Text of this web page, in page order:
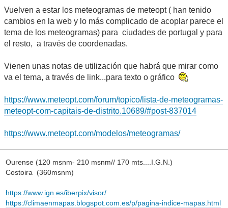
Vuelven a estar los meteogramas de meteopt ( han tenido
cambios en la web y lo más complicado de acoplar parece el
tema de los meteogramas) para ciudades de portugal y para
el resto, a través de coordenadas.
Vienen unas notas de utilización que habrá que mirar como
va el tema, a través de link...para texto o gráfico
https://www.meteopt.com/forum/topico/lista-de-meteogramas-
meteopt-com-capitais-de-distrito.10689/#post-837014
https://www.meteopt.com/modelos/meteogramas/
Ourense (120 msnm- 210 msnm// 170 mts....I.G.N.)
Costoira (360msnm)
https://www.ign.es/iberpix/visor/
https://climaenmapas.blogspot.com.es/p/pagina-indice-mapas.html